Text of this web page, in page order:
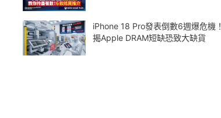
iPhone 18 Pro發表倒數6週爆危機！
揭Apple DRAM短缺恐致大缺貨